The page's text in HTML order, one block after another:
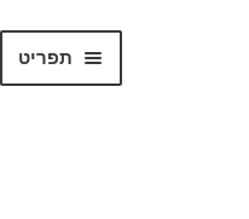
תפריט